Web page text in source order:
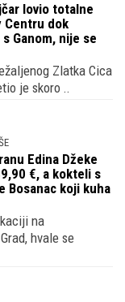
lovio totalne
Centru dok
Ganom, nije se
Zlatka Cica
je skoro ..
Edina Džeke
€, a kokteli s
Bosanac koji kuha
na
hvale se